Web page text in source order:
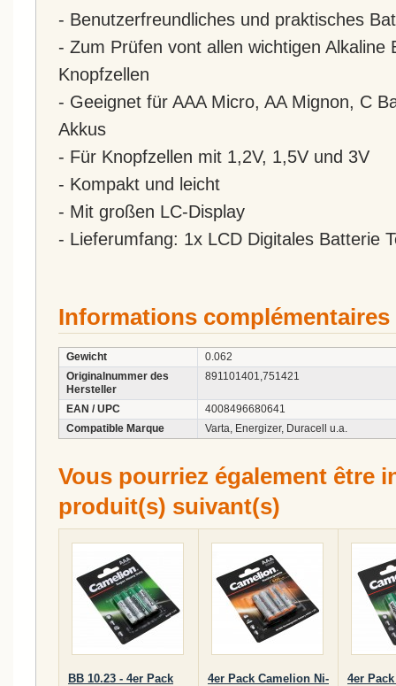
- Benutzerfreundliches und praktisches
- Zum Prüfen vont allen wichtigen Alkaline
Knopfzellen
- Geeignet für AAA Micro, AA Mignon, C
Akkus
- Für Knopfzellen mit 1,2V, 1,5V und 3V
- Kompakt und leicht
- Mit großen LC-Display
- Lieferumfang: 1x LCD Digitales Batterie
Informations complémentaires
Gewicht
0.062
Originalnummer des
Hersteller
891101401,751421
EAN / UPC
4008496680641
Compatible Marque
Varta, Energizer, Duracell u.a.
Vous pourriez également être
produit(s) suivant(s)
BB 10.23 - 4er Pack
4er Pack Camelion Ni-
4er